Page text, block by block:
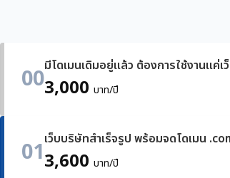
00มีโดเมนเดิมอยู่แล้ว ต้องการใช้งานแค่เ
3,000 บาท/ปี
01เว็บบริษัทสำเร็จรูป พร้อมจดโดเมน
3,600 บาท/ปี